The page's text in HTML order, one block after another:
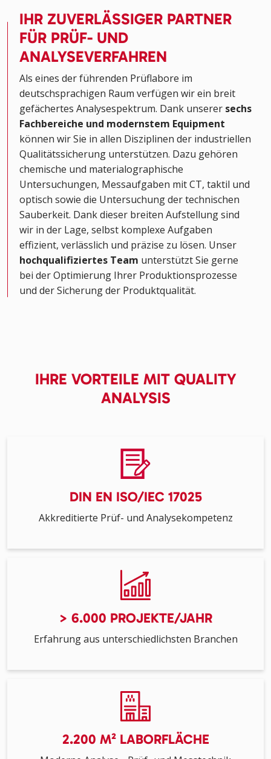
IHR ZUVERLÄSSIGER PARTNER
FÜR PRÜF- UND
ANALYSEVERFAHREN
Als eines der führenden Prüflabore im
deutschsprachigen Raum verfügen wir ein breit
gefächertes Analysespektrum. Dank unserer sechs
Fachbereiche und modernstem Equipment
können wir Sie in allen Disziplinen der industriellen
Qualitätssicherung unterstützen. Dazu gehören
chemische und materialographische
Untersuchungen, Messaufgaben mit CT, taktil und
optisch sowie die Untersuchung der technischen
Sauberkeit. Dank dieser breiten Aufstellung sind
wir in der Lage, selbst komplexe Aufgaben
effizient, verlässlich und präzise zu lösen. Unser
hochqualifiziertes Team unterstützt Sie gerne
bei der Optimierung Ihrer Produktionsprozesse
und der Sicherung der Produktqualität.
IHRE VORTEILE MIT QUALITY
ANALYSIS
DIN EN ISO/IEC 17025
Akkreditierte Prüf- und Analysekompetenz
> 6.000 PROJEKTE/JAHR
Erfahrung aus unterschiedlichsten Branchen
2.200 M² LABORFLÄCHE